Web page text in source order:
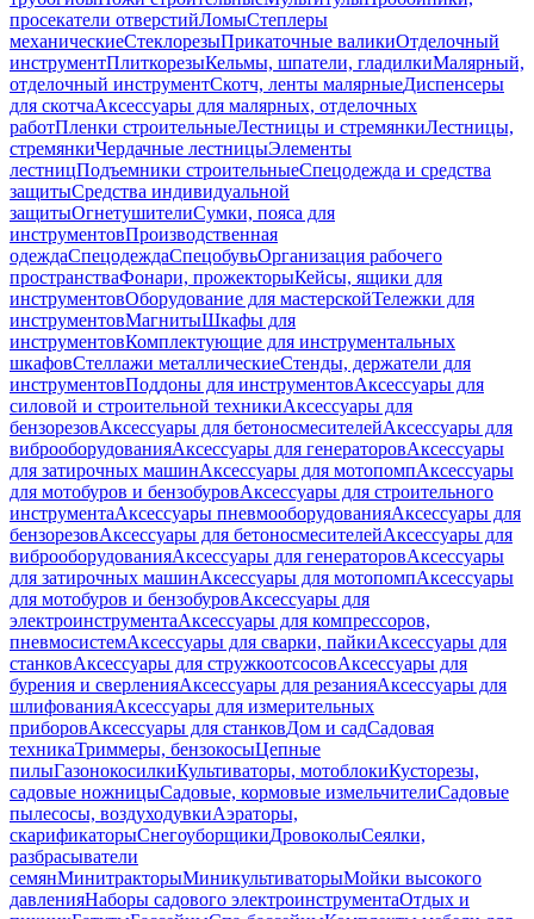
просекатели отверстийЛомыСтеплеры
механическиеСтеклорезыПрикаточные валикиОтделочный
инструментПлиткорезыКельмы, шпатели, гладилкиМалярный,
отделочный инструментСкотч, ленты малярныеДиспенсеры
для скотчаАксессуары для малярных, отделочных
работПленки строительныеЛестницы и стремянкиЛестницы,
стремянкиЧердачные лестницыЭлементы
лестницПодъемники строительныеСпецодежда и средства
защитыСредства индивидуальной
защитыОгнетушителиСумки, пояса для
инструментовПроизводственная
одеждаСпецодеждаСпецобувьОрганизация рабочего
пространстваФонари, прожекторыКейсы, ящики для
инструментовОборудование для мастерскойТележки для
инструментовМагнитыШкафы для
инструментовКомплектующие для инструментальных
шкафовСтеллажи металлическиеСтенды, держатели для
инструментовПоддоны для инструментовАксессуары для
силовой и строительной техникиАксессуары для
бензорезовАксессуары для бетоносмесителейАксессуары для
виброоборудованияАксессуары для генераторовАксессуары
для затирочных машинАксессуары для мотопомпАксессуары
для мотобуров и бензобуровАксессуары для строительного
инструментаАксессуары пневмооборудованияАксессуары для
бензорезовАксессуары для бетоносмесителейАксессуары для
виброоборудованияАксессуары для генераторовАксессуары
для затирочных машинАксессуары для мотопомпАксессуары
для мотобуров и бензобуровАксессуары для
электроинструментаАксессуары для компрессоров,
пневмосистемАксессуары для сварки, пайкиАксессуары для
станковАксессуары для стружкоотсосовАксессуары для
бурения и сверленияАксессуары для резанияАксессуары для
шлифованияАксессуары для измерительных
приборовАксессуары для станковДом и садСадовая
техникаТриммеры, бензокосыЦепные
пилыГазонокосилкиКультиваторы, мотоблокиКусторезы,
садовые ножницыСадовые, кормовые измельчителиСадовые
пылесосы, воздуходувкиАэраторы,
скарификаторыСнегоуборщикиДровоколыСеялки,
разбрасыватели
семянМинитракторыМиникультиваторыМойки высокого
давленияНаборы садового электроинструментаОтдых и